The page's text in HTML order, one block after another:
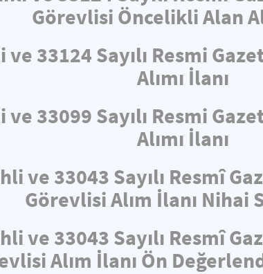
Görevlisi Öncelikli Alan
ve 33124 Sayılı Resmi
Alımı İlanı
ve 33099 Sayılı Resmi
Alımı İlanı
ve 33043 Sayılı Resmî
Görevlisi Alım İlanı Nihai
ve 33043 Sayılı Resmî
Alım İlanı Ön